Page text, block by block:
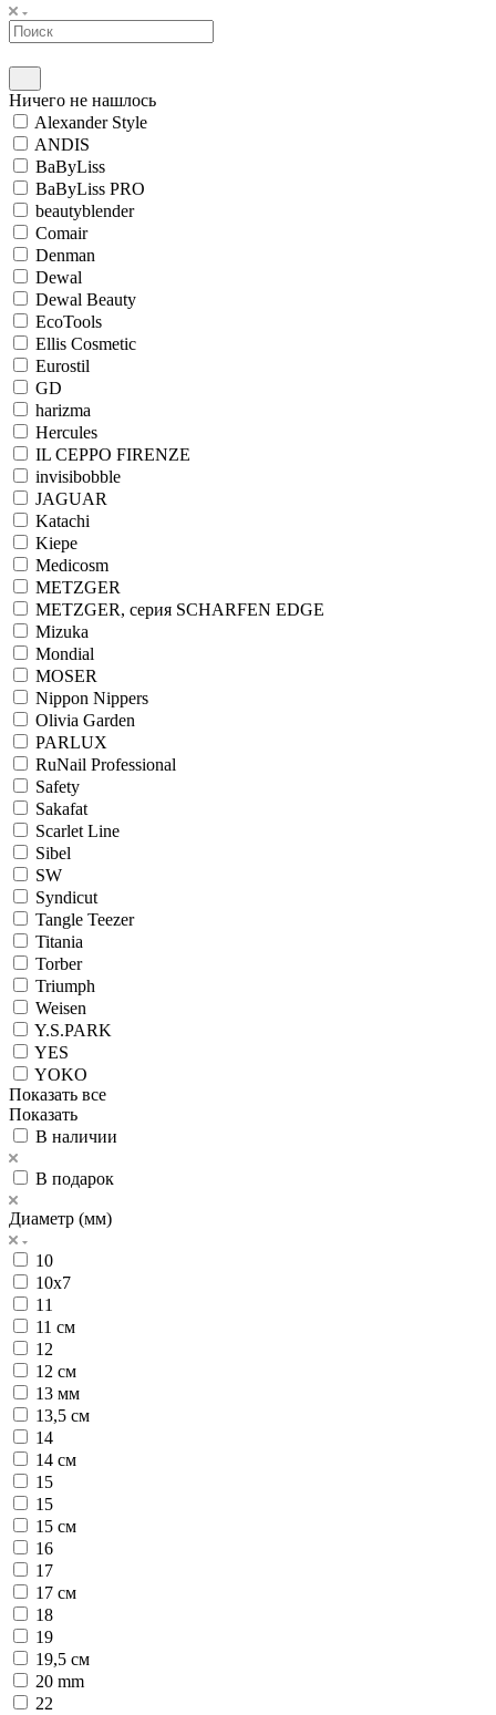
Ничего не нашлось
Alexander Style
ANDIS
BaByLiss
BaByLiss PRO
beautyblender
Comair
Denman
Dewal
Dewal Beauty
EcoTools
Ellis Cosmetic
Eurostil
GD
harizma
Hercules
IL CEPPO FIRENZE
invisibobble
JAGUAR
Katachi
Kiepe
Medicosm
METZGER
METZGER, серия SCHARFEN EDGE
Mizuka
Mondial
MOSER
Nippon Nippers
Olivia Garden
PARLUX
RuNail Professional
Safety
Sakafat
Scarlet Line
Sibel
SW
Syndicut
Tangle Teezer
Titania
Torber
Triumph
Weisen
Y.S.PARK
YES
YOKO
Показать все
Показать
В наличии
В подарок
Диаметр (мм)
10
10х7
11
11 см
12
12 см
13 мм
13,5 см
14
14 см
15
15
15 см
16
17
17 см
18
19
19,5 см
20 mm
22